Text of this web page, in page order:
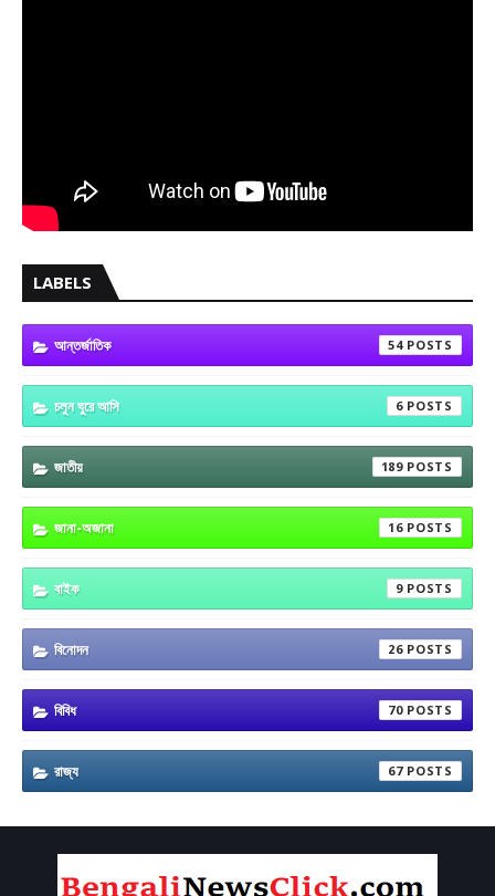
LABELS
আন্তর্জাতিক 54
চলুন ঘুরে আসি 6
জাতীয় 189
জানা-অজানা 16
বাইক 9
বিনোদন 26
বিবিধ 70
রাজ্য 67